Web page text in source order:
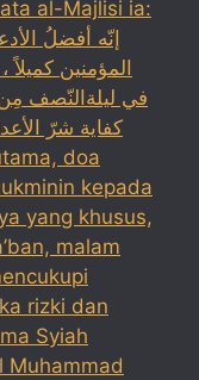
al-Majlisi ia:
إنّه أفضلُ
المؤمنين
في ليلةالنّصف
كفاية شرّ
kepada
yang khusus,
malam
rizki dan
Syiah
Muhammad